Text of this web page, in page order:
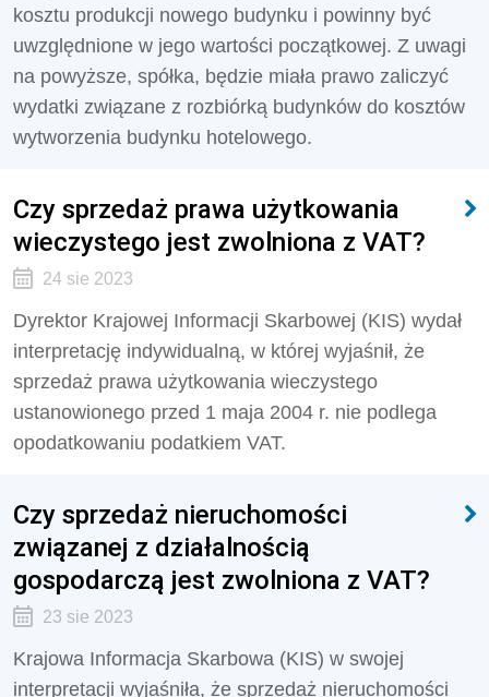
kosztu produkcji nowego budynku i powinny być
uwzględnione w jego wartości początkowej. Z uwagi
na powyższe, spółka, będzie miała prawo zaliczyć
wydatki związane z rozbiórką budynków do kosztów
wytworzenia budynku hotelowego.
Czy sprzedaż prawa użytkowania
wieczystego jest zwolniona z VAT?
24 sie 2023
Dyrektor Krajowej Informacji Skarbowej (KIS) wydał
interpretację indywidualną, w której wyjaśnił, że
sprzedaż prawa użytkowania wieczystego
ustanowionego przed 1 maja 2004 r. nie podlega
opodatkowaniu podatkiem VAT.
Czy sprzedaż nieruchomości
związanej z działalnością
gospodarczą jest zwolniona z VAT?
23 sie 2023
Krajowa Informacja Skarbowa (KIS) w swojej
interpretacji wyjaśniła, że sprzedaż nieruchomości